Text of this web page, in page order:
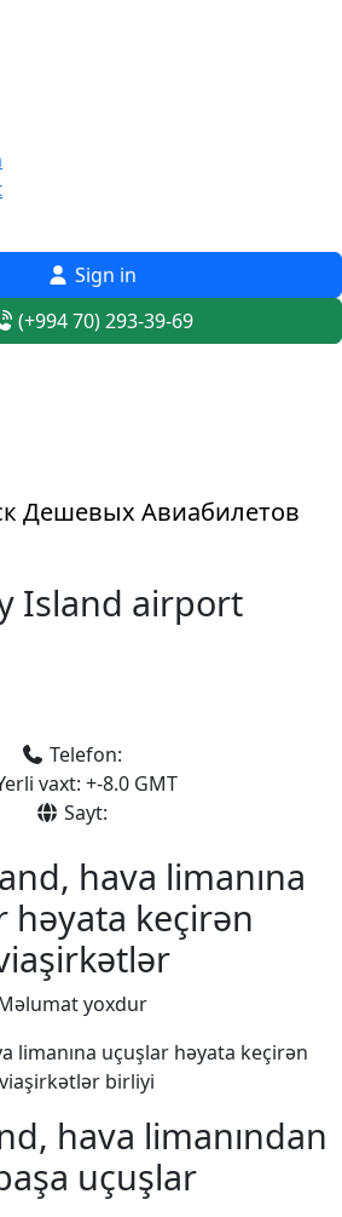
Sign in
(+994 70) 293-39-69
Island airport
Telefon:
vaxt: +-8.0 GMT
Sayt:
hava limanına
həyata keçirən
yoxdur
limanına uçuşlar həyata keçirən
birliyi
hava limanından
uçuşlar